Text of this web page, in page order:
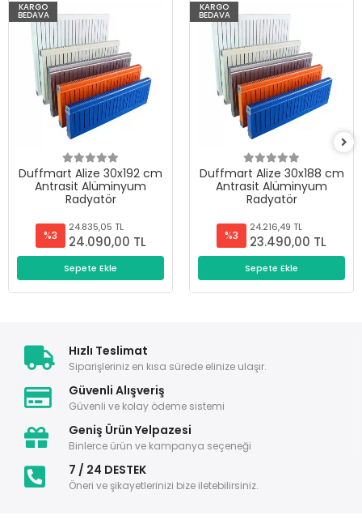
KARGO
BEDAVA
Duffmart Alize 30x192 cm
Antrasit Alüminyum
Radyatör
%3
24.835,05 TL
24.090,00 TL
Sepete Ekle
KARGO
BEDAVA
Duffmart Alize 30x188 cm
Antrasit Alüminyum
Radyatör
%3
24.216,49 TL
23.490,00 TL
Sepete Ekle
Hızlı Teslimat
Siparişleriniz en kısa sürede elinize ulaşır.
Güvenli Alışveriş
Güvenli ve kolay ödeme sistemi
Geniş Ürün Yelpazesi
Binlerce ürün ve kampanya seçeneği
7 / 24 DESTEK
Öneri ve şikayetlerinizi bize iletebilirsiniz.